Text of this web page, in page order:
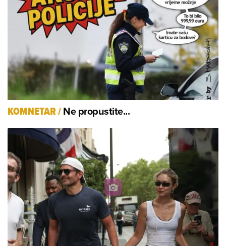
KOMNETAR/Ne propustite...